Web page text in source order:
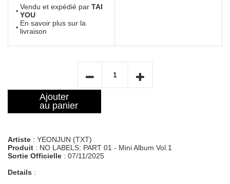
Vendu et expédié par TAI
YOU
En savoir plus sur la
livraison
Ajouter
au panier
Artiste : YEONJUN (TXT)
Produit : NO LABELS: PART 01 - Mini Album Vol.1
Sortie Officielle : 07/11/2025
Details :